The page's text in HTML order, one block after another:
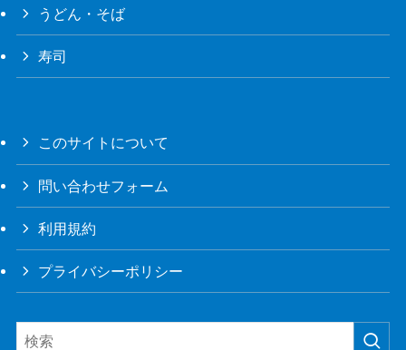
うどん・そば
寿司
このサイトについて
問い合わせフォーム
利用規約
プライバシーポリシー